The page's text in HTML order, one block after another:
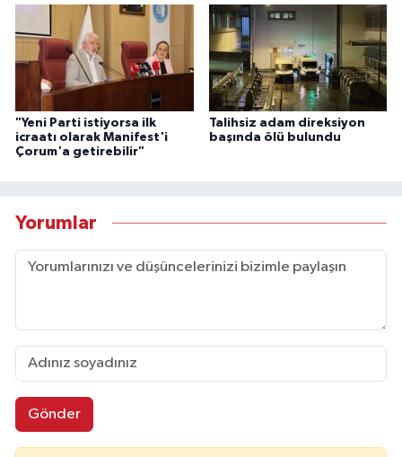
"Yeni Parti istiyorsa ilk
icraatı olarak Manifest'i
Çorum'a getirebilir"
Talihsiz adam direksiyon
başında ölü bulundu
Yorumlar
Gönder